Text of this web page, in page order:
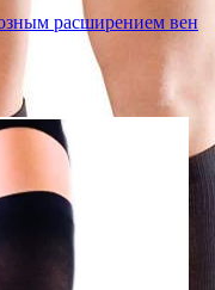
расширением вен